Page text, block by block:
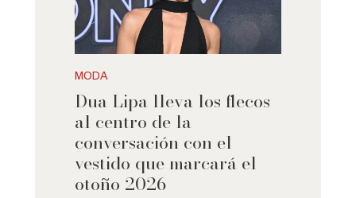
MODA
Dua Lipa lleva los flecos
al centro de la
conversación con el
vestido que marcará el
otoño 2026